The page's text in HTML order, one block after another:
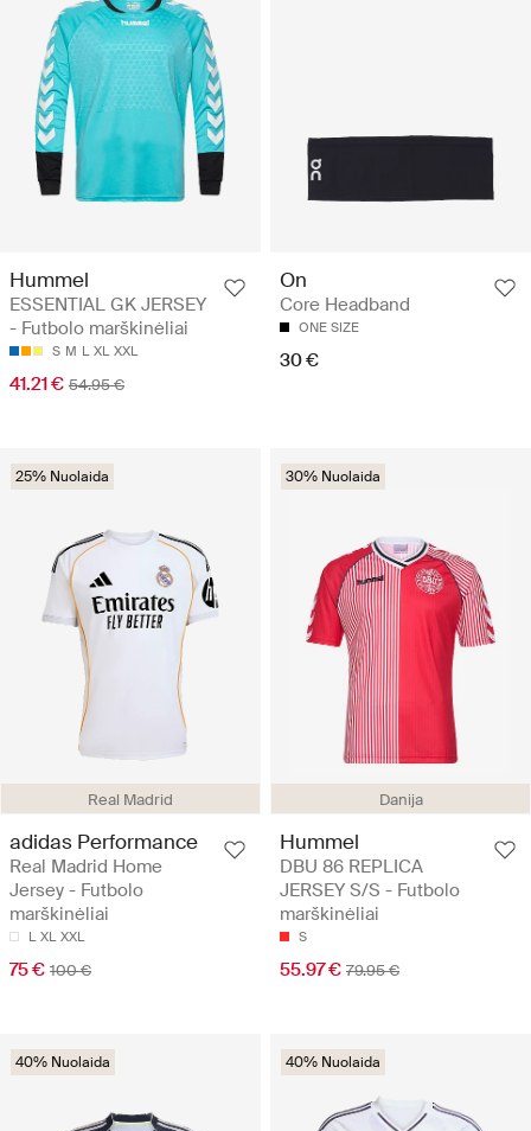
Hummel
ESSENTIAL GK JERSEY
- Futbolo marškinėliai
S M L XL XXL
41.21 € 54.95 €
On
Core Headband
ONE SIZE
30 €
Real Madrid
25% Nuolaida
adidas Performance
Real Madrid Home
Jersey - Futbolo
marškinėliai
L XL XXL
75 € 100 €
Danija
30% Nuolaida
Hummel
DBU 86 REPLICA
JERSEY S/S - Futbolo
marškinėliai
S
55.97 € 79.95 €
40% Nuolaida 40% Nuolaida